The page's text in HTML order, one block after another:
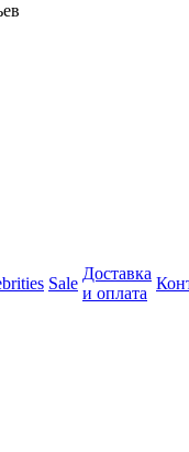
Sale
Доставка
и оплата